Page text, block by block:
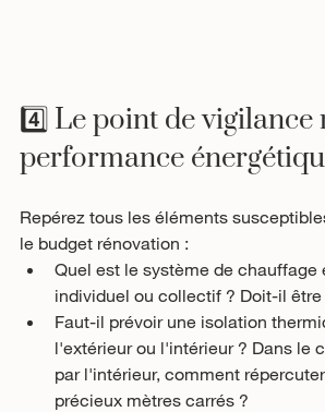
4️⃣ Le point de vigilance
performance
Repérez tous les éléments
le budget rénovation :
Quel est le système de chauffage
individuel ou collectif ? Doit-il
Faut-il prévoir une isolation
l'extérieur ou l'intérieur ? Dans le
par l'intérieur, comment
précieux mètres carrés ?